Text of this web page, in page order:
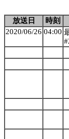
放送日 時刻
2020/06/26 04:00